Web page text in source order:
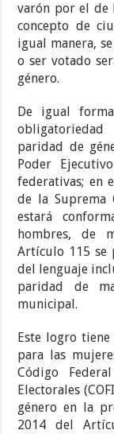
varón por el de
concepto de
igual manera,
o ser votado
género.
De igual
paridad de
Poder
federativas; en
de la Suprema
estará
hombres, de
Artículo 115 se
del lenguaje
paridad de
municipal.
Este logro
para las
Código
Electorales
género en la
2014 del